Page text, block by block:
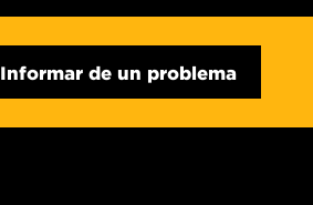
Informar de un problema